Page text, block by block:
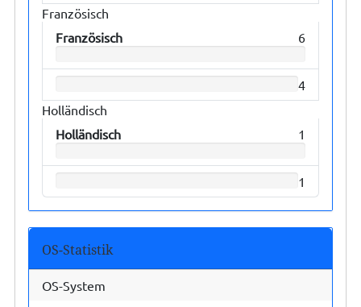
Französisch
Französisch
6
4
Holländisch
Holländisch
1
1
OS-Statistik
OS-System